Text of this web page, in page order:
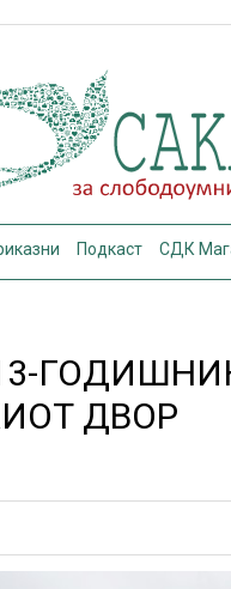
Подкаст СДК
ДВОР